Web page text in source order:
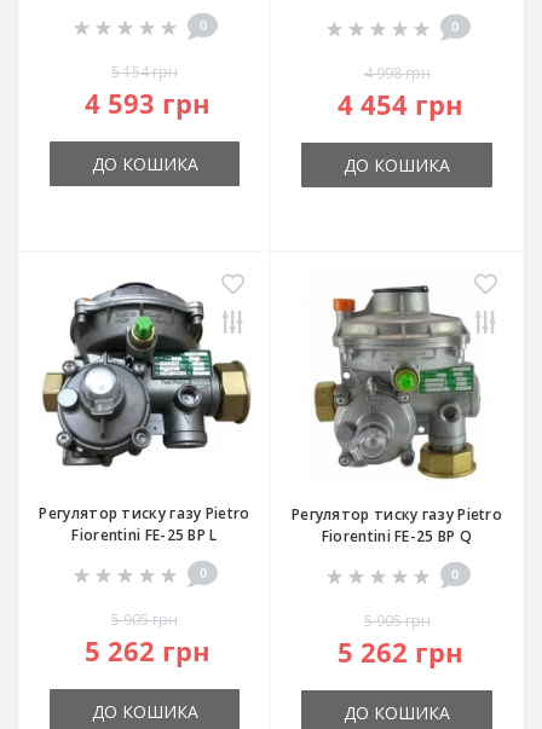
0
5 154 грн
4 593 грн
ДО КОШИКА
0
4 998 грн
4 454 грн
ДО КОШИКА
Регулятор тиску газу Pietro
Fiorentini FE-25 BP L
0
5 905 грн
5 262 грн
ДО КОШИКА
Регулятор тиску газу Pietro
Fiorentini FE-25 BP Q
0
5 905 грн
5 262 грн
ДО КОШИКА